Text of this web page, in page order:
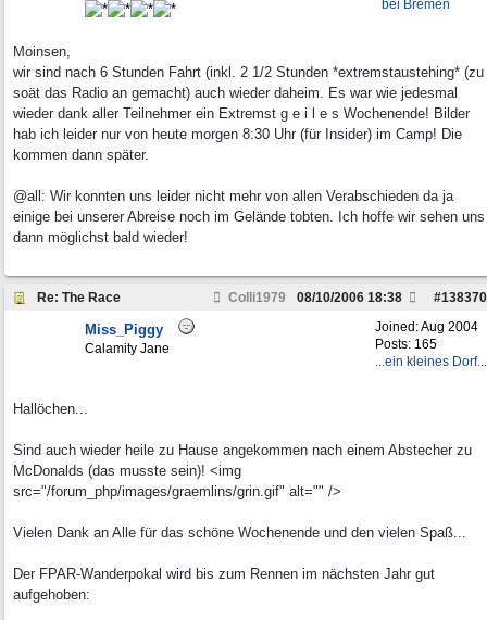
bei Bremen
Moinsen,
wir sind nach 6 Stunden Fahrt (inkl. 2 1/2 Stunden *extremstaustehing* (zu
soät das Radio an gemacht) auch wieder daheim. Es war wie jedesmal
wieder dank aller Teilnehmer ein Extremst g e i l e s Wochenende! Bilder
hab ich leider nur von heute morgen 8:30 Uhr (für Insider) im Camp! Die
kommen dann später.
@all: Wir konnten uns leider nicht mehr von allen Verabschieden da ja
einige bei unserer Abreise noch im Gelände tobten. Ich hoffe wir sehen uns
dann möglichst bald wieder!
Re: The Race Colli1979 #138370
08/10/2006 18:38
Joined:Aug 2004
Posts: 165
...ein kleines Dorf...
Miss_Piggy
Calamity Jane
Hallöchen...
Sind auch wieder heile zu Hause angekommen nach einem Abstecher zu
McDonalds (das musste sein)! <img
src="/forum_php/images/graemlins/grin.gif" alt="" />
Vielen Dank an Alle für das schöne Wochenende und den vielen Spaß...
Der FPAR-Wanderpokal wird bis zum Rennen im nächsten Jahr gut
aufgehoben: